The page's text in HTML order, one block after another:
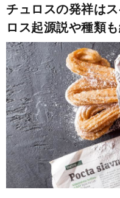
チュロスの発祥は
ロス起源説や種類